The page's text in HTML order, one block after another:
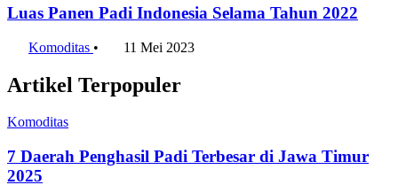
Luas Panen Padi Indonesia Selama Tahun 2022
Komoditas • 11 Mei 2023
Artikel Terpopuler
Komoditas
7 Daerah Penghasil Padi Terbesar di Jawa Timur
2025